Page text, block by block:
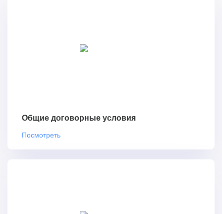
Общие договорные условия
Посмотреть